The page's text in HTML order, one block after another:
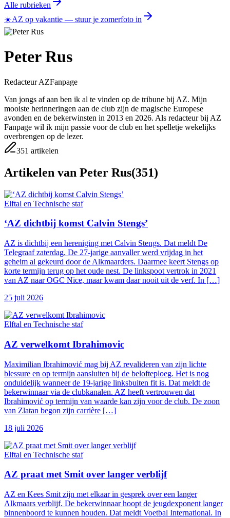
Alle rubrieken
☀️AZ op vakantie — stuur je zomerfoto in
Peter Rus
Redacteur AZFanpage
Van jongs af aan ben ik al te vinden op de tribune bij AZ. Mijn
mooiste herinneringen aan de club zijn de magische Europese
avonden en de bekerwinsten in 2013 en 2026. Als redacteur bij AZ
Fanpage wil ik mijn passie voor de club en het spelletje wekelijks
overbrengen op de lezer.
351 artikelen
Artikelen van Peter Rus(351)
Elftal en Technische staf
‘AZ dichtbij komst Calvin Stengs’
AZ is dichtbij een hereniging met Calvin Stengs. Dat meldt De
Telegraaf zaterdag. De 27-jarige aanvaller werd vrijdag in het
geheim al gekeurd door de Alkmaarders. Daarmee keert Stengs op
korte termijn terug op het oude nest. De linkspoot vertrok in 2021
van AZ naar OGC Nice, maar kwam daar nooit uit de verf. In […]
25 juli 2026
Elftal en Technische staf
AZ verwelkomt Ibrahimovic
Maximilian Ibrahimović mag bij AZ revalideren van zijn lichte
blessure en op termijn aansluiten bij de belofteploeg. Het is nog
onduidelijk wanneer de 19-jarige linksbuiten fit is. Dat meldt de
bekerwinnaar via de clubkanalen. AZ heeft vertrouwen dat
Ibrahimović op termijn van waarde kan zijn voor de club. De zoon
van Zlatan begon zijn carrière […]
18 juli 2026
Elftal en Technische staf
AZ praat met Smit over langer verblijf
AZ en Kees Smit zijn met elkaar in gesprek over een langer
Alkmaars verblijf. De bekerwinnaar hoopt de jeugdexponent langer
binnenboord te kunnen houden. Dat meldt Voetbal International. In